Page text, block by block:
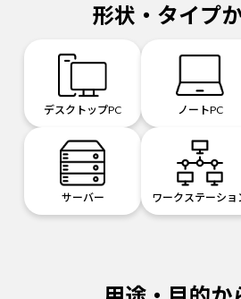
形状・タイプ
デスクトップPC ノートPC
サーバー ワークステーショ